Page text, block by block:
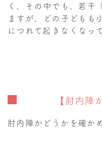
く、その中でも、若干
ますが、どの子どもも
につれて起きなくなっ
【肘内障
肘内障かどうかを確か